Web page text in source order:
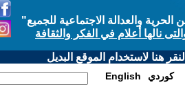
والعدالة الاجتماعية للجميع"
نالها أعلام في الفكر والثقافة
هنا لاستخدام الموقع البديل
English كوردي